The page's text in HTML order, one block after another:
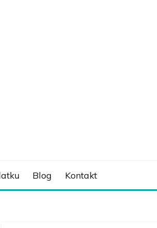
Blog Kontakt